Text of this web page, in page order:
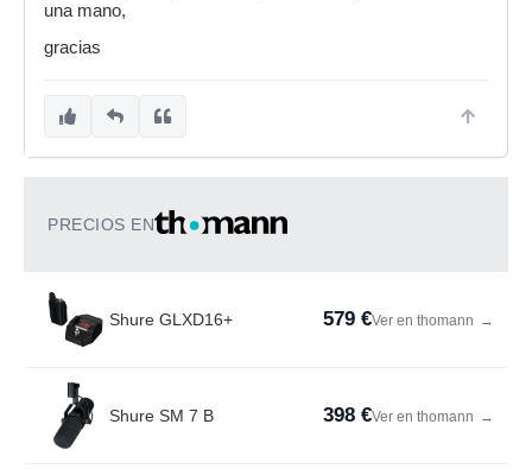
una mano,
gracias
PRECIOS EN
Shure GLXD16+ 579 €Ver en thomann →
Shure SM 7 B 398 €Ver en thomann →